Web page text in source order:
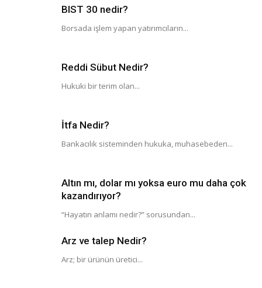
BIST 30 nedir?
Borsada işlem yapan yatırımcıların...
Reddi Sübut Nedir?
Hukuki bir terim olan...
İtfa Nedir?
Bankacılık sisteminden hukuka, muhasebeden...
Altın mı, dolar mı yoksa euro mu daha çok
kazandırıyor?
“Hayatın anlamı nedir?” sorusundan...
Arz ve talep Nedir?
Arz; bir ürünün üretici...